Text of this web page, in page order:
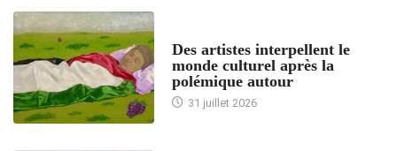
Des artistes interpellent le
monde culturel après la
polémique autour
31 juillet 2026